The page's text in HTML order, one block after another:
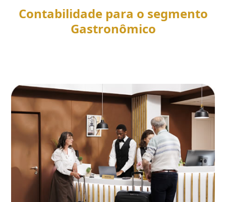
Contabilidade para o segmento
Gastronômico